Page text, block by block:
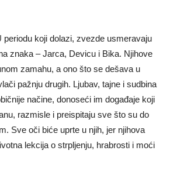
periodu koji dolazi, zvezde usmeravaju
znaka – Jarca, Devicu i Bika. Njihove
zamahu, a ono što se dešava u
pažnju drugih. Ljubav, tajne i sudbina
načine, donoseći im događaje koji
razmisle i preispitaju sve što su do
Sve oči biće uprte u njih, jer njihova
lekcija o strpljenju, hrabrosti i moći